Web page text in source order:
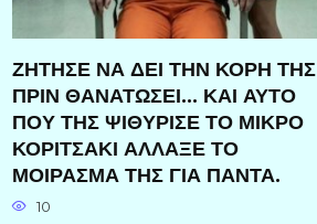
ΖΗΤΗΣΕ ΝΑ ΔΕΙ ΤΗΝ ΚΟΡΗ ΤΗΣ
ΠΡΙΝ ΘΑΝΑΤΩΣΕΙ… ΚΑΙ ΑΥΤΟ
ΠΟΥ ΤΗΣ ΨΙΘΥΡΙΣΕ ΤΟ ΜΙΚΡΟ
ΚΟΡΙΤΣΑΚΙ ΑΛΛΑΞΕ ΤΟ
ΜΟΙΡΑΣΜΑ ΤΗΣ ΓΙΑ ΠΑΝΤΑ.
10